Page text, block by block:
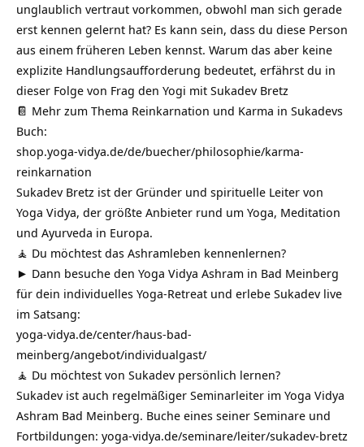
unglaublich vertraut vorkommen, obwohl man sich gerade
erst kennen gelernt hat? Es kann sein, dass du diese Person
aus einem früheren Leben kennst. Warum das aber keine
explizite Handlungsaufforderung bedeutet, erfährst du in
dieser Folge von Frag den Yogi mit Sukadev Bretz
📔 Mehr zum Thema Reinkarnation und Karma in Sukadevs
Buch:
shop.yoga-vidya.de/de/buecher/philosophie/karma-
reinkarnation
Sukadev Bretz ist der Gründer und spirituelle Leiter von
Yoga Vidya, der größte Anbieter rund um Yoga, Meditation
und Ayurveda in Europa.
🧘 Du möchtest das Ashramleben kennenlernen?
► Dann besuche den Yoga Vidya Ashram in Bad Meinberg
für dein individuelles Yoga-Retreat und erlebe Sukadev live
im Satsang:
yoga-vidya.de/center/haus-bad-
meinberg/angebot/individualgast/
🧘 Du möchtest von Sukadev persönlich lernen?
Sukadev ist auch regelmäßiger Seminarleiter im Yoga Vidya
Ashram Bad Meinberg. Buche eines seiner Seminare und
Fortbildungen: yoga-vidya.de/seminare/leiter/sukadev-bretz